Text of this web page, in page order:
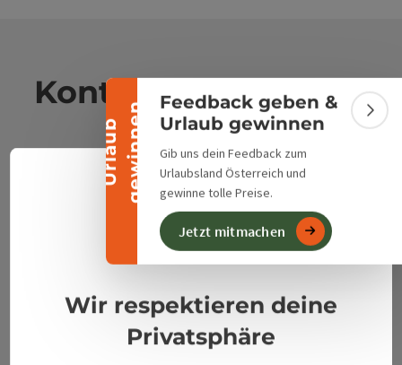
U
r
l
a
u
b
g
e
w
i
n
n
en
Banner einklappen
Feedback geben &
Urlaub gewinnen
Gib uns dein Feedback zum
Urlaubsland Österreich und
gewinne tolle Preise.
Jetzt mitmachen
Kontakt
Alpenland Tourismus GmbH
Bahnhofstraße 2
4580 Windischgarsten
info@360alpenland.com
Datenschutzerklärung
Impressum
Wir respektieren deine
Privatsphäre